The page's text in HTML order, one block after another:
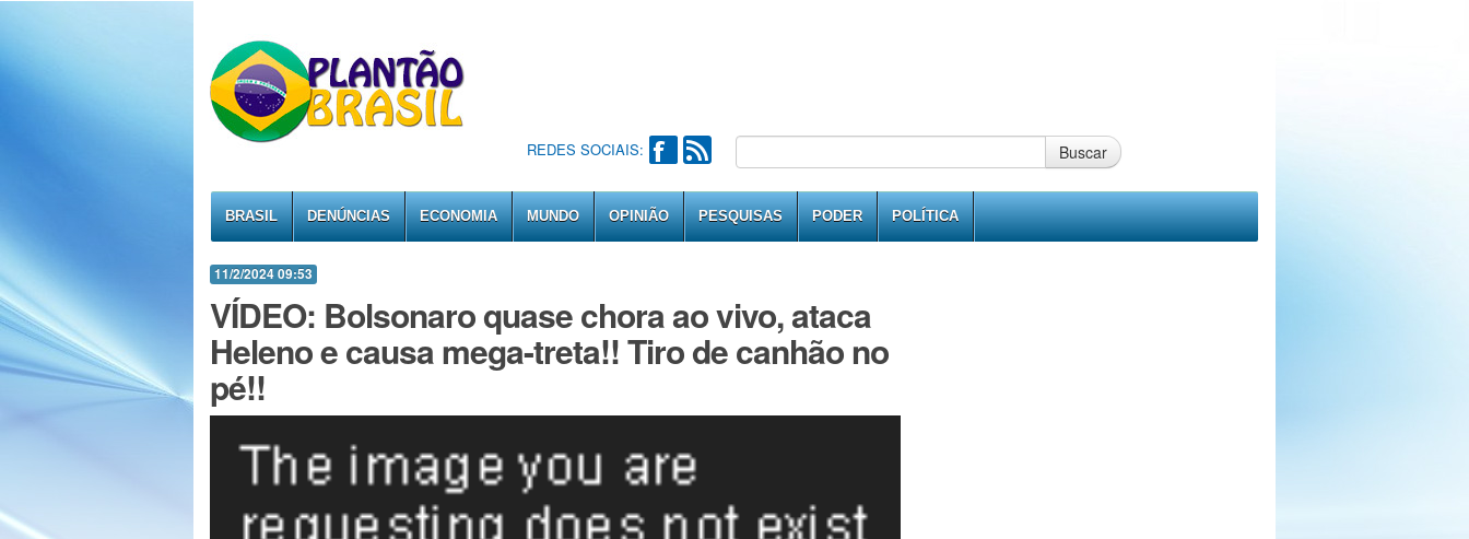
REDES SOCIAIS: Buscar
BRASIL DENÚNCIAS ECONOMIA MUNDO OPINIÃO PESQUISAS PODER POLÍTICA
11/2/2024 09:53
VÍDEO: Bolsonaro quase chora ao vivo, ataca
Heleno e causa mega-treta!! Tiro de canhão no
pé!!